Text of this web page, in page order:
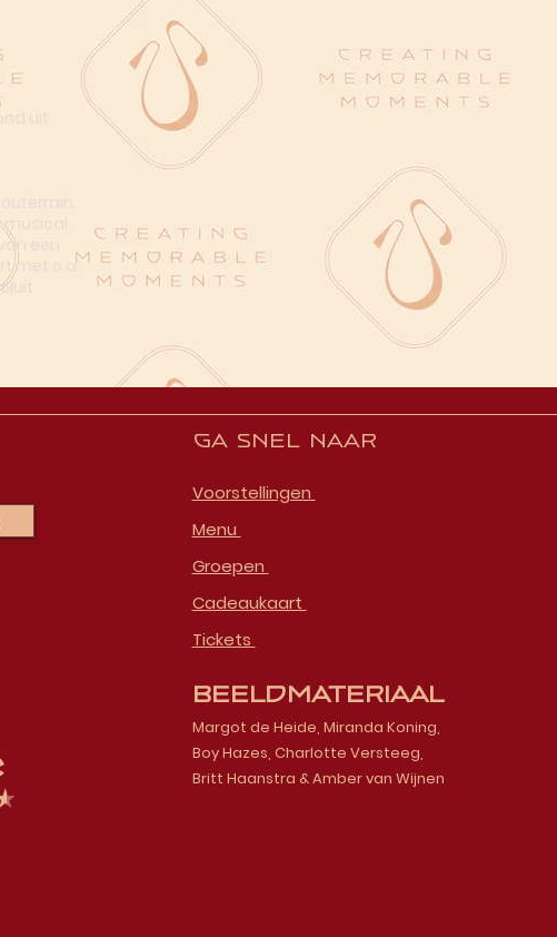
uit
een
met o.a.
Ga snel naar
Voorstellingen
Menu
Groepen
Cadeaukaart
Tickets
Beeldmateriaal
Margot de Heide, Miranda Koning,
Boy Hazes, Charlotte Versteeg,
Britt Haanstra & Amber van Wijnen